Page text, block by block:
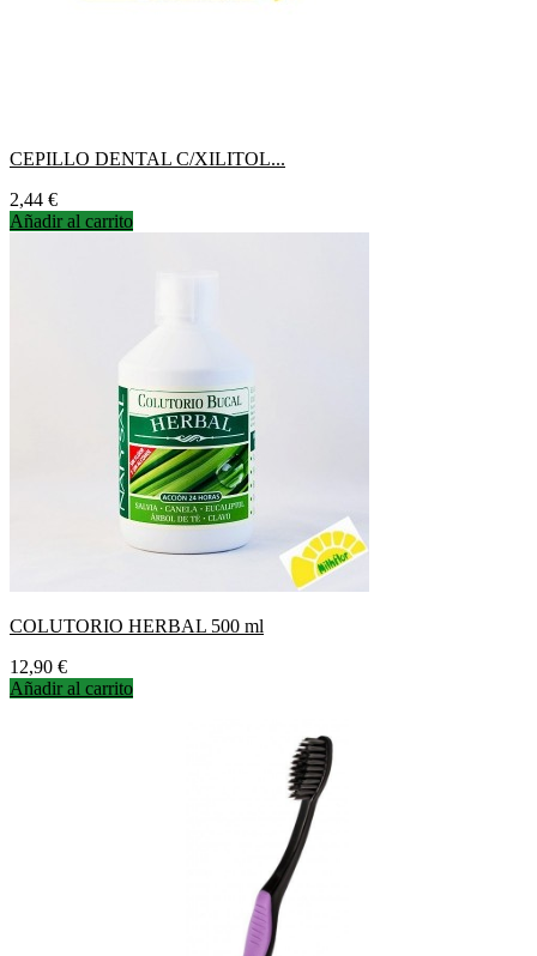
CEPILLO DENTAL C/XILITOL...
Precio
2,44 €
Añadir al carrito
COLUTORIO HERBAL 500 ml
Precio
12,90 €
Añadir al carrito